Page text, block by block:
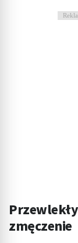
zmęczenie